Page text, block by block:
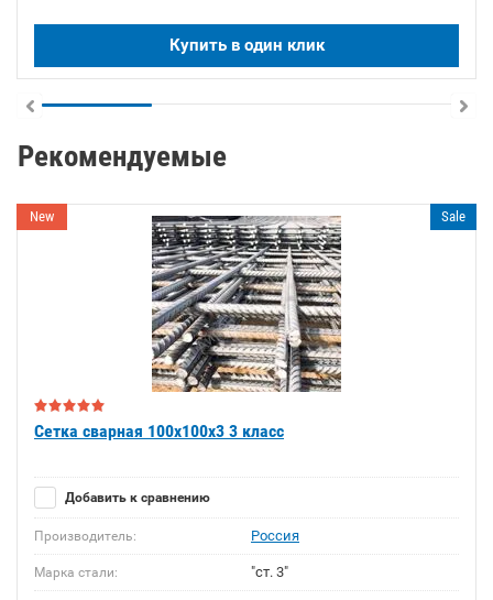
Купить в один клик
Рекомендуемые
New Sale
Сетка сварная 100х100х3 3 класс
Добавить к сравнению
Производитель: Россия
Марка стали: "ст. 3"